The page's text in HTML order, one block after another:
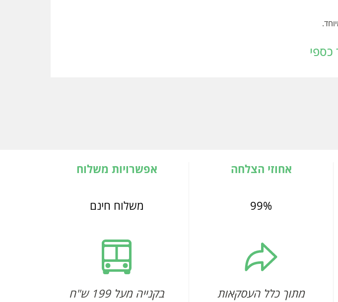
אחוזי הצלחה
99%
מתוך כלל העסקאות
אפשרויות משלוח
משלוח חינם
בקנייה מעל 199 ש"ח